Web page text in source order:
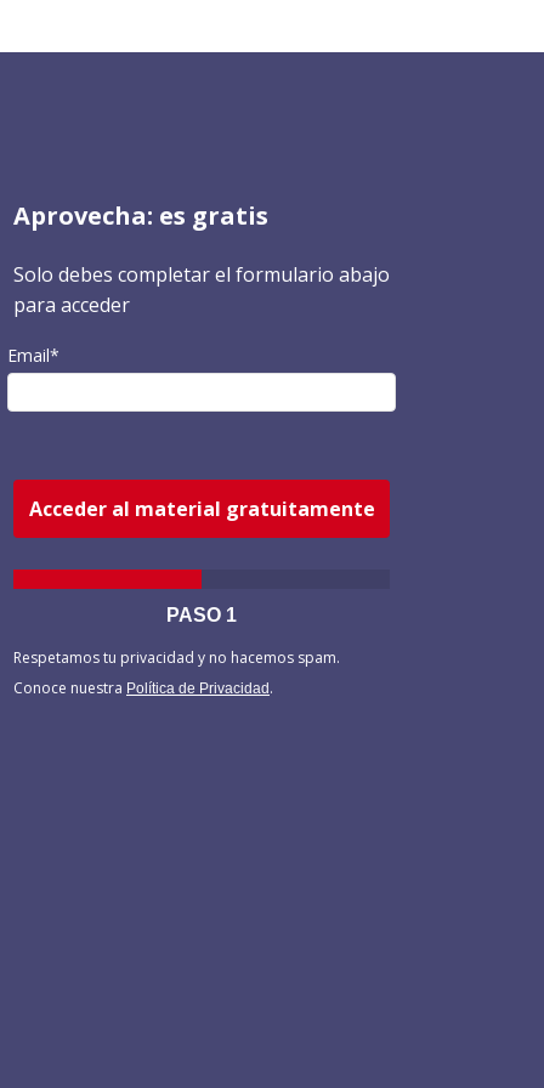
Aprovecha: es gratis
Solo debes completar el formulario abajo
para acceder
Email*
Acceder al material gratuitamente
PASO 1
Respetamos tu privacidad y no hacemos spam.
Conoce nuestra Política de Privacidad .